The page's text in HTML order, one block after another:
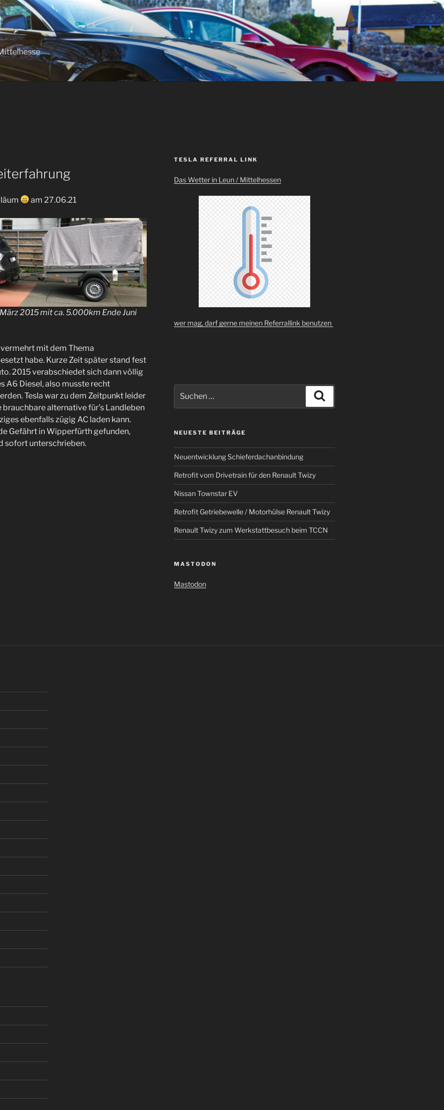
am 27.06.21
2015 mit ca. 5.000km Ende Juni
mit dem Thema
habe. Kurze Zeit später stand fest
2015 verabschiedet sich dann völlig
A6 Diesel, also musste recht
Tesla war zu dem Zeitpunkt leider
alternative für’s Landleben
ebenfalls zügig AC laden kann.
Gefährt in Wipperfürth gefunden,
sofort unterschrieben.
TESLA REFERRAL LINK
Das Wetter in Leun / Mittelhessen
wer mag, darf gerne meinen Referrallink benutzen
nach:
NEUESTE BEITRÄGE
Neuentwicklung Schieferdachanbindung
Retrofit vom Drivetrain für den Renault Twizy
Nissan Townstar EV
Retrofit Getriebewelle / Motorhülse Renault Twizy
Renault Twizy zum Werkstattbesuch beim TCCN
MASTODON
Mastodon